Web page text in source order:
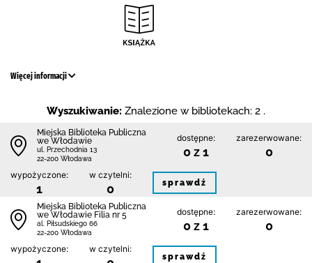
Więcej informacji
Wyszukiwanie: Znalezione w bibliotekach: 2 .
Miejska Biblioteka Publiczna
we Włodawie
ul. Przechodnia 13
22-200 Włodawa
dostępne:
0 z 1
zarezerwowane:
0
wypożyczone:
1
w czytelni:
0 sprawdź
Miejska Biblioteka Publiczna
we Włodawie Filia nr 5
al. Piłsudskiego 66
22-200 Włodawa
dostępne:
0 z 1
zarezerwowane:
0
wypożyczone: w czytelni:
sprawdź